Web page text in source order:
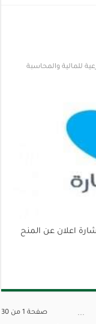
للمالية والمحاسبة
اعلان عن المنح
صفحة 1 من 30
...